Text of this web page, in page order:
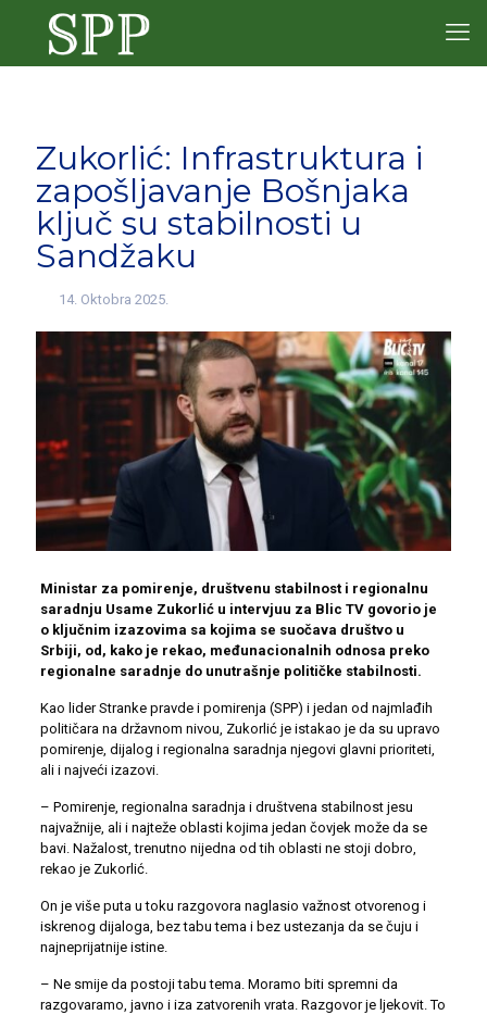
Zukorlić: Infrastruktura i
zapošljavanje Bošnjaka
ključ su stabilnosti u
Sandžaku
14. Oktobra 2025.
Ministar za pomirenje, društvenu stabilnost i regionalnu
saradnju Usame Zukorlić u intervjuu za Blic TV govorio je
o ključnim izazovima sa kojima se suočava društvo u
Srbiji, od, kako je rekao, međunacionalnih odnosa preko
regionalne saradnje do unutrašnje političke stabilnosti.
Kao lider Stranke pravde i pomirenja (SPP) i jedan od najmlađih
političara na državnom nivou, Zukorlić je istakao je da su upravo
pomirenje, dijalog i regionalna saradnja njegovi glavni prioriteti,
ali i najveći izazovi.
– Pomirenje, regionalna saradnja i društvena stabilnost jesu
najvažnije, ali i najteže oblasti kojima jedan čovjek može da se
bavi. Nažalost, trenutno nijedna od tih oblasti ne stoji dobro,
rekao je Zukorlić.
On je više puta u toku razgovora naglasio važnost otvorenog i
iskrenog dijaloga, bez tabu tema i bez ustezanja da se čuju i
najneprijatnije istine.
– Ne smije da postoji tabu tema. Moramo biti spremni da
razgovaramo, javno i iza zatvorenih vrata. Razgovor je ljekovit. To